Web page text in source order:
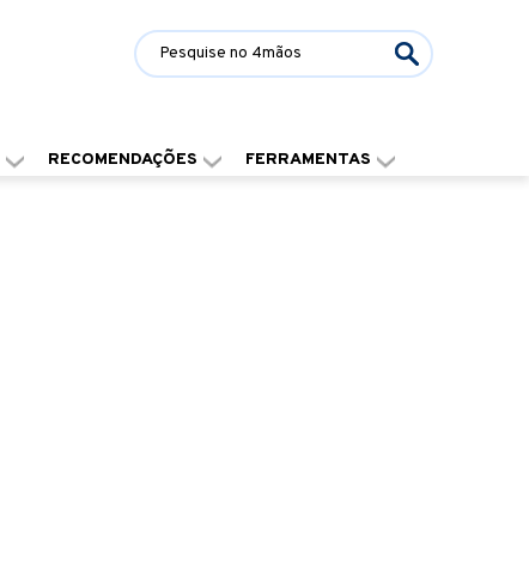
RECOMENDAÇÕES FERRAMENTAS